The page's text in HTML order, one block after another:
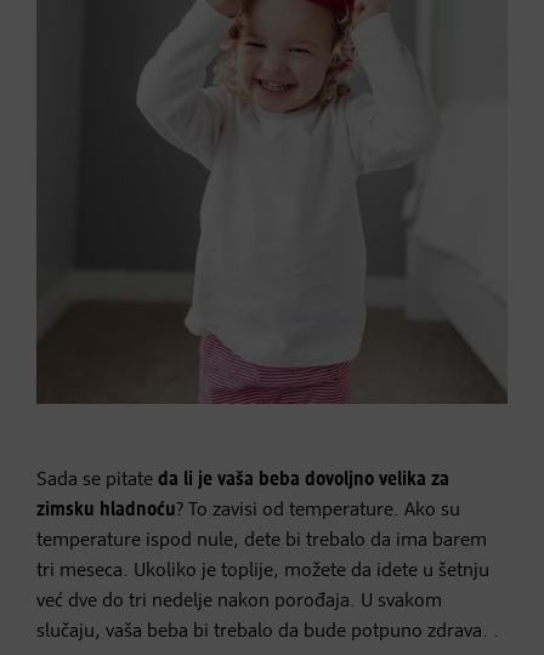
Sada se pitate da li je vaša beba dovoljno velika za
zimsku hladnoću? To zavisi od temperature. Ako su
temperature ispod nule, dete bi trebalo da ima barem
tri meseca. Ukoliko je toplije, možete da idete u šetnju
već dve do tri nedelje nakon porođaja. U svakom
slučaju, vaša beba bi trebalo da bude potpuno zdrava. .